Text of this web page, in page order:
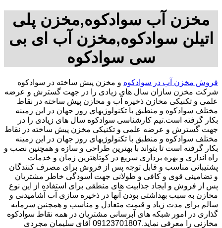
مخزن آب سوادکوه,مخزن پلی
اتیلن سوادکوه,مخزن آب ای بی
سی سوادکوه
فروش مخزن آب در سوادکوه و مخزن پیش ساخته در سوادکوه
شرکت مخزن سازان سال های زیادی را در جهت گسترش و عرضه
علمی و تکنیکی مخازن ذخیره آب و مخازن پیش ساخته در نقاط
مختلف سوادکوه و منطبق با تکنولوژیهای روز جهان در این زمینه
بکار گرفته است.تیم کارشناسی سوادکوه سال های زیادی را در
جهت گسترش و عرضه علمی و تکنیکی مخزن پیش ساخته در نقاط
مختلف سوادکوه و منطبق با تکنولوژیهای روز جهان در این زمینه
بکار گرفته است تا بتواند با بهترین طراحی و سازه و همچنین نصب و
راه اندازی و بهره برداری سریع در کوتاهترین زمان و خدمات
پشتیبانی مناسب و قابل توجه پس از فروش برای مصرف کنندگان
و تضامینی قوی و کافی و طولانی جهت آسودگی خاطر مشتریان
پس از فروش و ایجاد جذابیت های منطقی برای استفاده از این نوع
مخازن به سبب بهداشتی بودن آنها در ذخیره سازی آب آشامیدنی و
سالم برای مدت زیاد و قیمت متعادل و مناسب و همچنین سرمایه
گذاری در امور شبکه های آبرسانی مشتریان در همه نقاط سوادکوه
مخازنی را معرفی نماید.09123701807 آقای سلیمان مجردی